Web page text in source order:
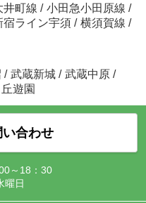
井町線 / 小田急小田原線 /
宿ライン宇須 / 横須賀線 /
/ 武蔵新城 / 武蔵中原 /
遊園
合わせ
～18：30
曜日